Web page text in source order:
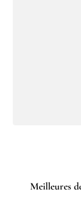
Meilleures